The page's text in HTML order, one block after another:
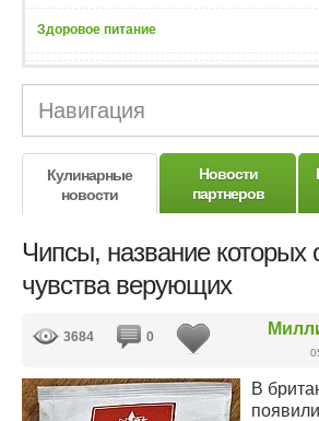
Здоровое питание
Навигация
Кулинарные
новости
Новости
партнеров
Чипсы, название которых
чувства верующих
3684 0
В